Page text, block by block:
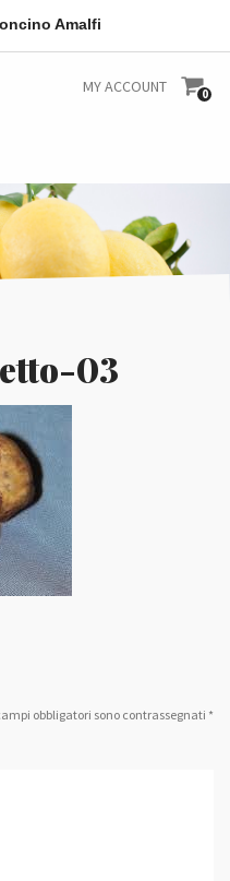
Amalfi
MY ACCOUNT 0
03
obbligatori sono contrassegnati *